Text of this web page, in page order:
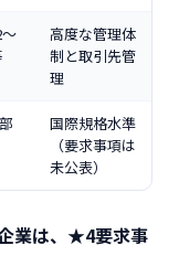
高度な管理体
制と取引先管
理
国際規格水準
（要求事項は
未公表）
業は、★4要求事